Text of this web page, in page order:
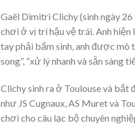
Gaël Dimitri Clichy (sinh ngày
chơi ở vị trí hậu vệ trái. Anh hiện
tay phải bẩm sinh, anh được
song”, “xử lý nhanh và sẵn sàng
Clichy sinh ra ở Toulouse và bắt
như JS Cugnaux, AS Muret và
chơi cho câu lạc bộ chuyên